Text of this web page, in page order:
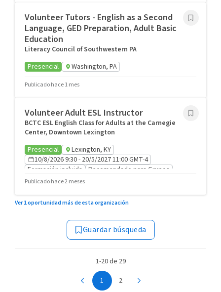
Volunteer Tutors - English as a Second
Language, GED Preparation, Adult Basic
Education
Literacy Council of Southwestern PA
Presencial
Washington, PA
Publicado hace 1 mes
Volunteer Adult ESL Instructor
BCTC ESL English Class for Adults at the Carnegie
Center, Downtown Lexington
Presencial
Lexington, KY
10/8/2026 9:30 - 20/5/2027 11:00 GMT-4
Formación incluida
Recomendado para Grupos
Publicado hace 2 meses
Ver 1 oportunidad más de esta organización
Guardar búsqueda
1-20 de 29
1
2